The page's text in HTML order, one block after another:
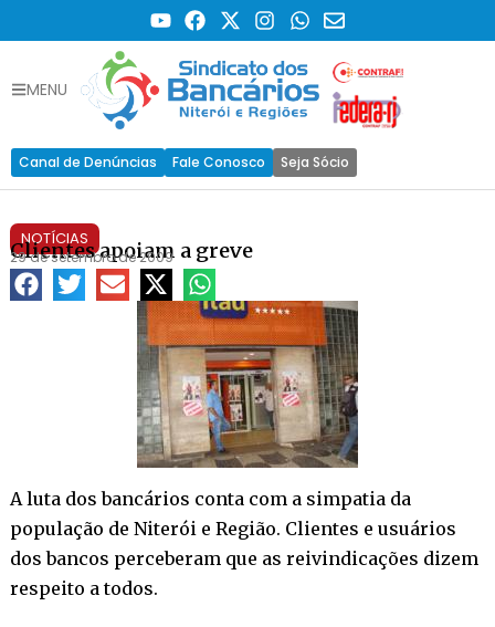
MENU
Canal de Denúncias Fale Conosco Seja Sócio
NOTÍCIAS
Clientes apoiam a greve
29 de setembro de 2009
A luta dos bancários conta com a simpatia da
população de Niterói e Região. Clientes e usuários
dos bancos perceberam que as reivindicações dizem
respeito a todos.